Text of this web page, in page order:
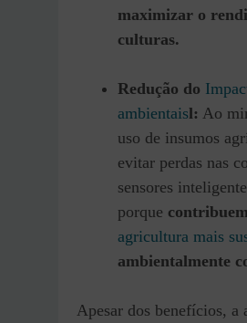
maximizar o
culturas.
Redução do
ambientaisl: Ao
uso de insumos
evitar perdas nas
sensores
porque
agricultura mais
ambientalmente
Apesar dos benefícios, a